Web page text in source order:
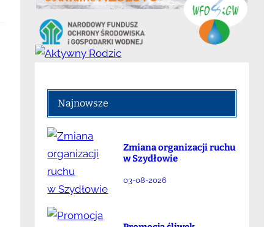
Najnowsze
Zmiana organizacji ruchu
w Szydłowie
03-08-2026